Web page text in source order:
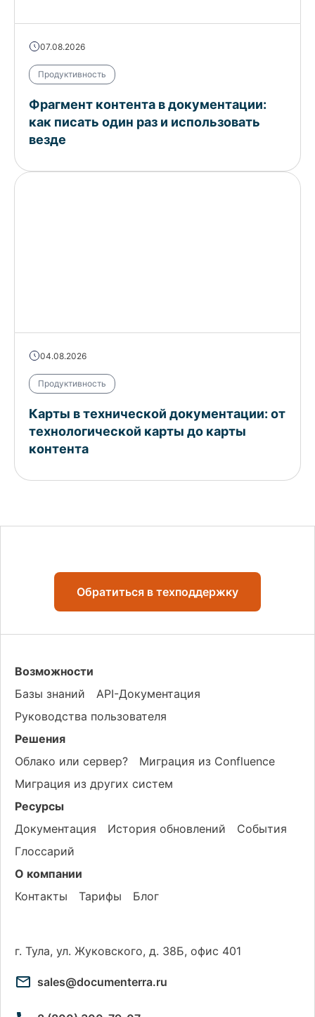
07.08.2026
Продуктивность
Фрагмент контента в документации:
как писать один раз и использовать
везде
04.08.2026
Продуктивность
Карты в технической документации: от
технологической карты до карты
контента
Обратиться в техподдержку
Возможности
Базы знаний
API-Документация
Руководства пользователя
Решения
Облако или сервер?
Миграция из Confluence
Миграция из других систем
Ресурсы
Документация
История обновлений
События
Глоссарий
О компании
Контакты
Тарифы Блог
г. Тула, ул. Жуковского, д. 38Б, офис 401
sales@documenterra.ru